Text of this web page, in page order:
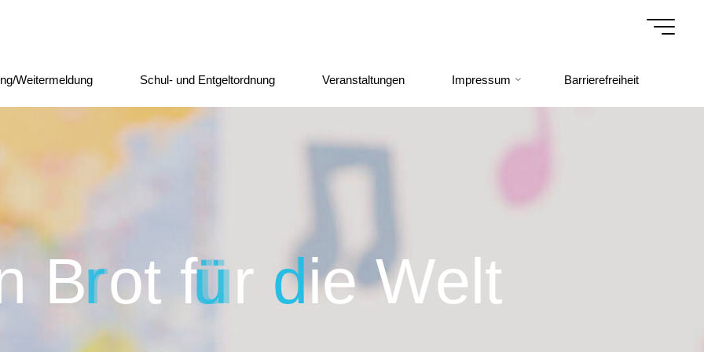
Weitermeldung Schul- und Entgeltordnung Veranstaltungen Impressum Barrierefreiheit
Br
rot fü
ür die Welt